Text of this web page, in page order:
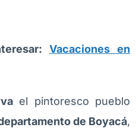
Vacaciones en
el pintoresco pueblo
de Boyacá,